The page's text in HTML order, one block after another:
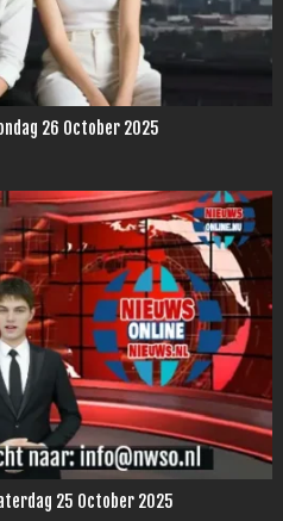
26 October 2025
25 October 2025